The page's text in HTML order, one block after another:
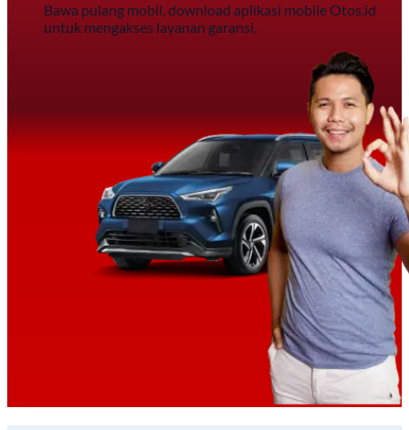
Bawa pulang mobil, download aplikasi mobile Otos.id
untuk mengakses layanan garansi.